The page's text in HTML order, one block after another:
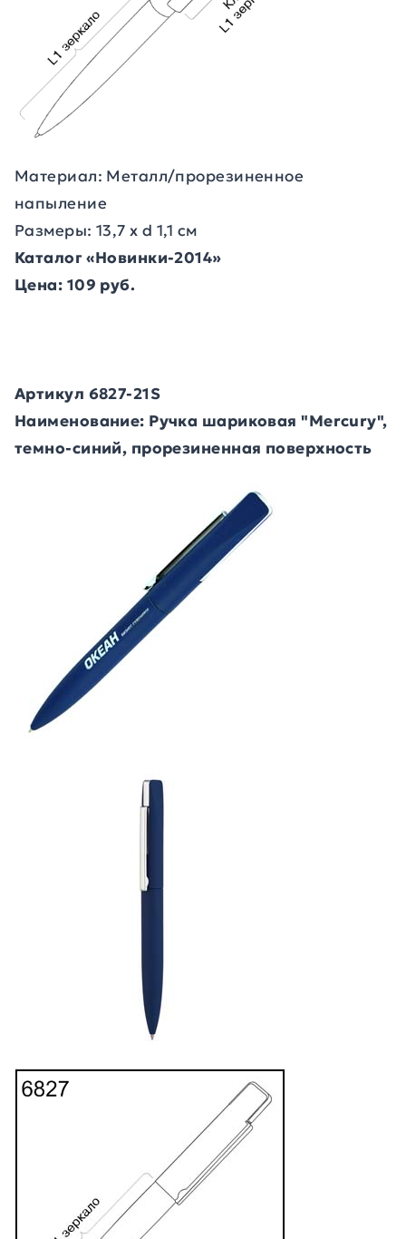
Материал: Металл/прорезиненное
напыление
Размеры: 13,7 х d 1,1 см
Каталог «Новинки-2014»
Цена: 109 руб.
Артикул 6827-21S
Наименование: Ручка шариковая "Mercury",
темно-синий, прорезиненная поверхность